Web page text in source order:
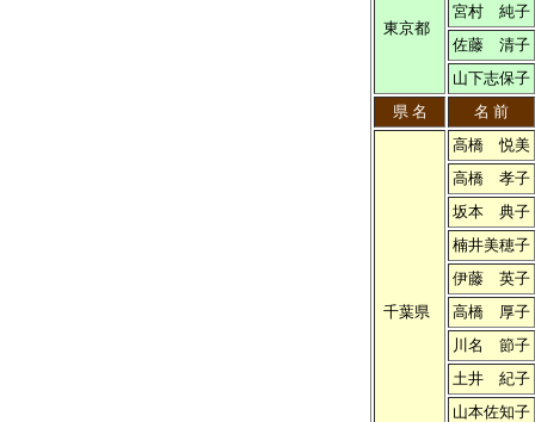
東京都
宮村 純子
佐藤 清子
山下志保子
県 名
名 前
千葉県
高橋 悦美
高橋 孝子
坂本 典子
楠井美穂子
伊藤 英子
高橋 厚子
川名 節子
土井 紀子
山本佐知子